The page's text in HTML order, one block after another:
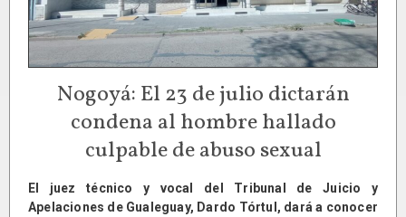
Nogoyá: El 23 de julio dictarán
condena al hombre hallado
culpable de abuso sexual
El juez técnico y vocal del Tribunal de Juicio y
Apelaciones de Gualeguay, Dardo Tórtul, dará a conocer